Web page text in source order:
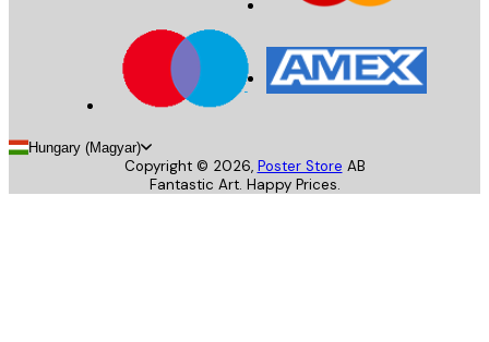
Hungary (Magyar)
Copyright © 2026, Poster Store AB
Fantastic Art. Happy Prices.